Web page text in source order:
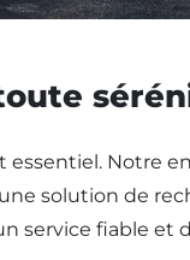
Notre
solution de
service fiable et